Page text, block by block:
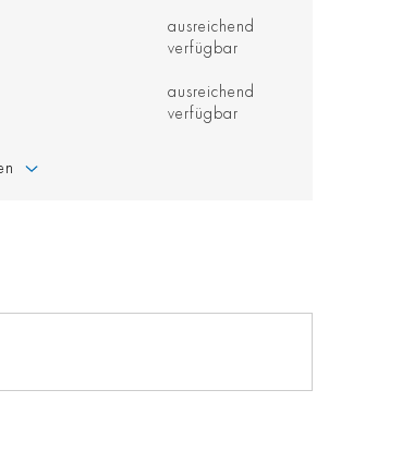
ausreichend
verfügbar
ausreichend
verfügbar